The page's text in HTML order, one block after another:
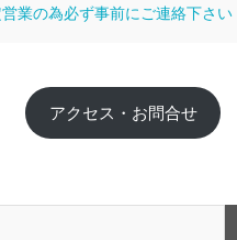
業の為必ず事前にご連絡下さい
アクセス・お問合せ